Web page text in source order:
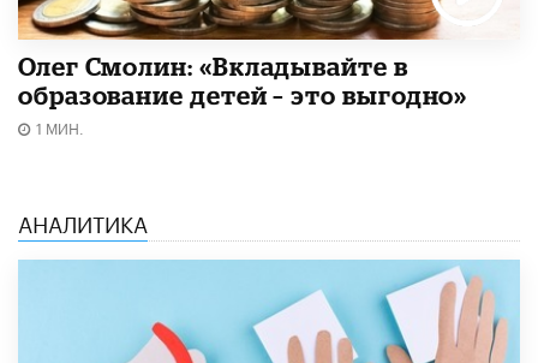
Олег Смолин: «Вкладывайте в
образование детей – это выгодно»
1 МИН.
АНАЛИТИКА